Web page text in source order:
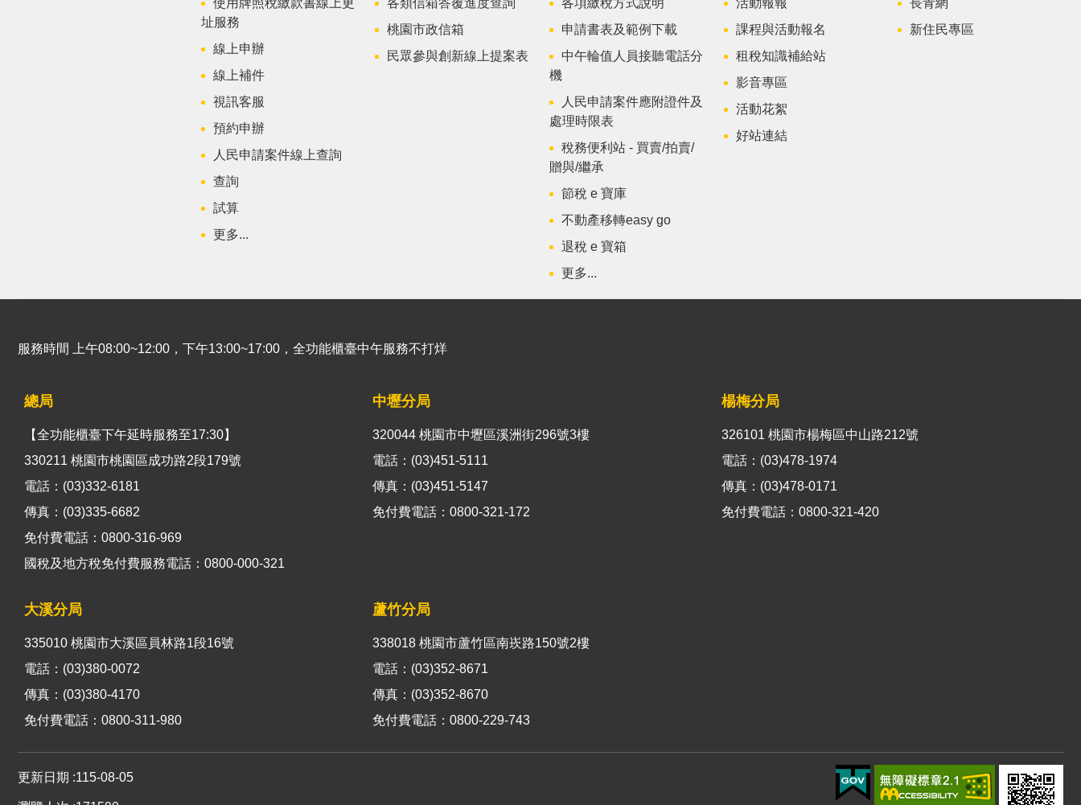
址服務
線上申辦
線上補件
視訊客服
預約申辦
人民申請案件線上查詢
查詢
試算
更多...
桃園市政信箱
民眾參與創新線上提案表
申請書表及範例下載
中午輪值人員接聽電話分
機
人民申請案件應附證件及
處理時限表
稅務便利站 - 買賣/拍賣/
贈與/繼承
節稅 e 寶庫
不動產移轉easy go
退稅 e 寶箱
更多...
課程與活動報名
租稅知識補給站
影音專區
活動花絮
好站連結
新住民專區
服務時間 上午08:00~12:00，下午13:00~17:00，全功能櫃臺中午服務不打烊
總局
【全功能櫃臺下午延時服務至17:30】
330211 桃園市桃園區成功路2段179號
電話：(03)332-6181
傳真：(03)335-6682
免付費電話：0800-316-969
國稅及地方稅免付費服務電話：0800-000-321
中壢分局
320044 桃園市中壢區溪洲街296號3樓
電話：(03)451-5111
傳真：(03)451-5147
免付費電話：0800-321-172
楊梅分局
326101 桃園市楊梅區中山路212號
電話：(03)478-1974
傳真：(03)478-0171
免付費電話：0800-321-420
大溪分局
335010 桃園市大溪區員林路1段16號
電話：(03)380-0072
傳真：(03)380-4170
免付費電話：0800-311-980
蘆竹分局
338018 桃園市蘆竹區南崁路150號2樓
電話：(03)352-8671
傳真：(03)352-8670
免付費電話：0800-229-743
更新日期 115-08-05